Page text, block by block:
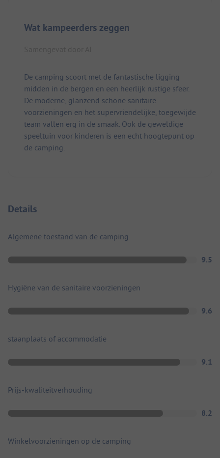
Wat kampeerders zeggen
De camping scoort met de fantastische ligging
midden in de bergen en een heerlijk rustige sfeer.
De moderne, glanzend schone sanitaire
voorzieningen en het supervriendelijke, toegewijde
team vallen erg in de smaak. Ook de geweldige
speeltuin voor kinderen is een echt hoogtepunt op
de camping.
Details
Algemene toestand van de camping
9.5
Hygiëne van de sanitaire voorzieningen
9.6
staanplaats of accommodatie
9.1
Prijs-kwaliteitverhouding
8.2
Winkelvoorzieningen op de camping